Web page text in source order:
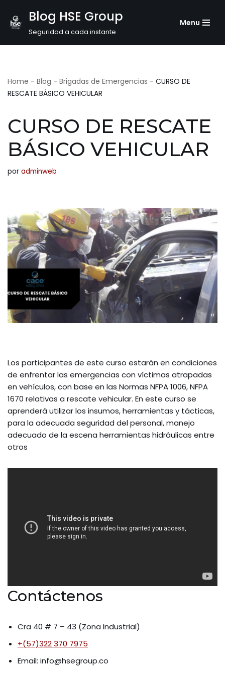
Saltar
Blog HSE Group
Seguridad a cada instante
Menu
Home - Blog - Brigadas de Emergencias - CURSO DE
RESCATE BÁSICO VEHICULAR
CURSO DE RESCATE
BÁSICO VEHICULAR
por adminweb
Los participantes de este curso estarán en condiciones
de enfrentar las emergencias con víctimas atrapadas
en vehículos, con base en las Normas NFPA 1006, NFPA
1670 relativas a rescate vehicular. En este curso se
aprenderá utilizar los insumos, herramientas y tácticas,
para la adecuada seguridad del personal, manejo
adecuado de la escena herramientas hidráulicas entre
otros
Contáctenos
Cra 40 # 7 – 43 (Zona Industrial)
+(57)322 370 7975
Email: info@hsegroup.co